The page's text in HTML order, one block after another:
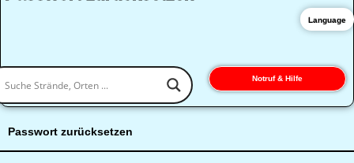
Notruf & Hilfe
Passwort zurücksetzen
Language